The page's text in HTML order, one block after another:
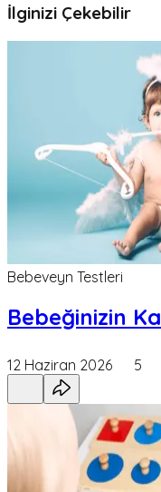
İlginizi Çekebilir
Bebeveyn Testleri
Bebeğinizin
12 Haziran 2026 5